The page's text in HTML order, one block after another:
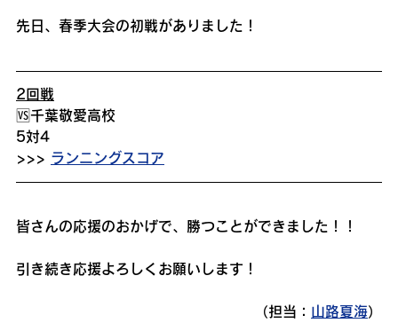
先日、春季大会の初戦がありました！
2回戦
🆚千葉敬愛高校
5対4
>>> ランニングスコア
皆さんの応援のおかげで、勝つことができました！！
引き続き応援よろしくお願いします！
（担当： 山路夏海）